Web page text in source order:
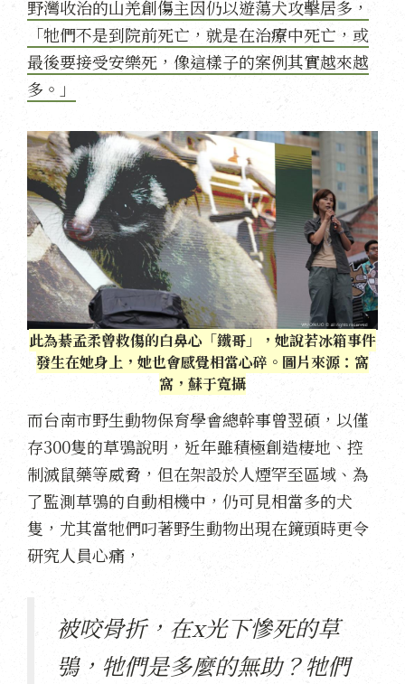
野灣收治的山羌創傷主因仍以遊蕩犬攻擊居多，
「牠們不是到院前死亡，就是在治療中死亡，或
最後要接受安樂死，像這樣子的案例其實越來越
多。」
此為綦孟柔曾救傷的白鼻心「鐵哥」，她說若冰箱事件
發生在她身上，她也會感覺相當心碎。圖片來源：窩
窩，蘇于寬攝
而台南市野生動物保育學會總幹事曾翌碩，以僅
存300隻的草鴞說明，近年雖積極創造棲地、控
制滅鼠藥等威脅，但在架設於人煙罕至區域、為
了監測草鴞的自動相機中，仍可見相當多的犬
隻，尤其當牠們叼著野生動物出現在鏡頭時更令
研究人員心痛，
被咬骨折，在x光下慘死的草
鴞，牠們是多麼的無助？牠們